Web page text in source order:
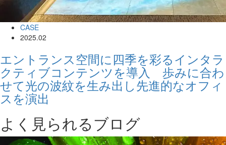
CASE
2025.02
エントランス空間に四季を彩るインタラ
クティブコンテンツを導入 歩みに合わ
せて光の波紋を生み出し先進的なオフィ
スを演出
よく見られるブログ